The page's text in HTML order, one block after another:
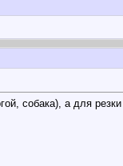
собака), а для